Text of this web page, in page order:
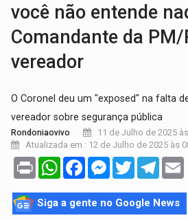
você não entende
Comandante da PM/
vereador
O Coronel deu um "exposed" na falta
vereador sobre segurança pública
Rondoniaovivo
11 de Julho de 2025
Atualizada em : 12 de Julho de 2025 às
Print WhatsAppFacebookMessenger
Twitter
Siga a gente no Google News